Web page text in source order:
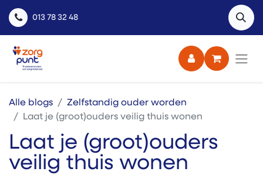
013 78 32 48
Alle blogs
Zelfstandig ouder worden
Laat je (groot)ouders veilig thuis wonen
Laat je (groot)ouders
veilig thuis wonen